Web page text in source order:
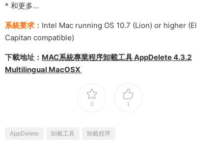
* 和更多…
系統要求： Intel Mac running OS 10.7 (Lion) or higher (El
Capitan compatible)
下載地址： MAC系統專業程序卸載工具 AppDelete 4.3.2
Multilingual MacOSX
0 1
AppDelete 卸載工具 卸載程序